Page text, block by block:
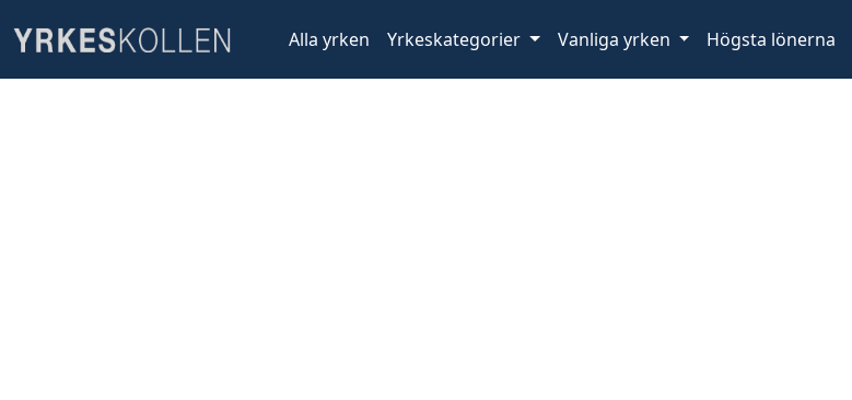
Alla yrken Yrkeskategorier Vanliga yrken Högsta lönerna